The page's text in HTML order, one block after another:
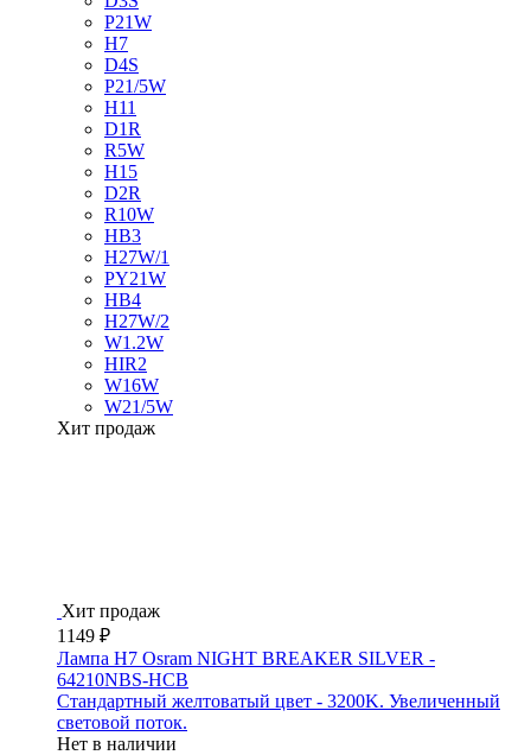
P21W
H7
D4S
P21/5W
H11
D1R
R5W
H15
D2R
R10W
HB3
H27W/1
PY21W
HB4
H27W/2
W1.2W
HIR2
W16W
W21/5W
Хит продаж
Хит продаж
1149 ₽
Лампа H7 Osram NIGHT BREAKER SILVER -
64210NBS-HCB
Стандартный желтоватый цвет - 3200K. Увеличенный
световой поток.
Нет в наличии